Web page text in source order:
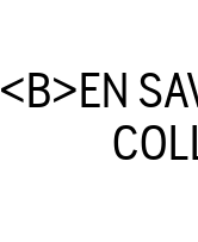
<B>EN